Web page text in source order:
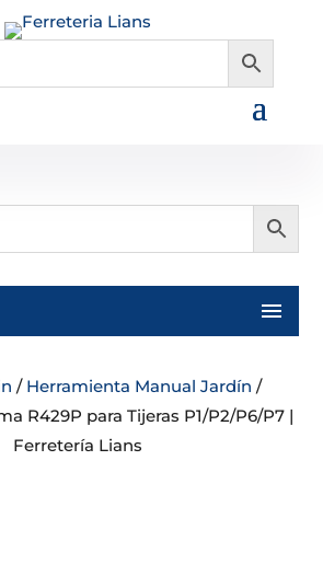
/ Herramienta Manual Jardín /
R429P para Tijeras P1/P2/P6/P7 |
Ferretería Lians